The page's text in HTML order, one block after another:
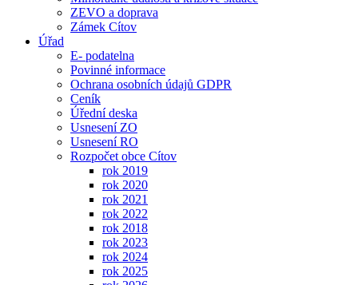
ZEVO a doprava
Zámek Cítov
Úřad
E- podatelna
Povinné informace
Ochrana osobních údajů GDPR
Ceník
Úřední deska
Usnesení ZO
Usnesení RO
Rozpočet obce Cítov
rok 2019
rok 2020
rok 2021
rok 2022
rok 2018
rok 2023
rok 2024
rok 2025